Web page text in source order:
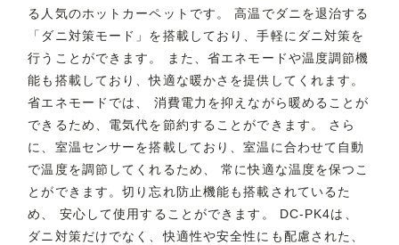
る人気のホットカーペットです。 高温でダニを退治する
「ダニ対策モード」を搭載しており、手軽にダニ対策を
行うことができます。 また、省エネモードや温度調節機
能も搭載しており、快適な暖かさを提供してくれます。
省エネモードでは、 消費電力を抑えながら暖めることが
できるため、電気代を節約することができます。 さら
に、室温センサーを搭載しており、室温に合わせて自動
で温度を調節してくれるため、 常に快適な温度を保つこ
とができます。切り忘れ防止機能も搭載されているた
め、 安心して使用することができます。 DC-PK4は、
ダニ対策だけでなく、快適性や安全性にも配慮された、